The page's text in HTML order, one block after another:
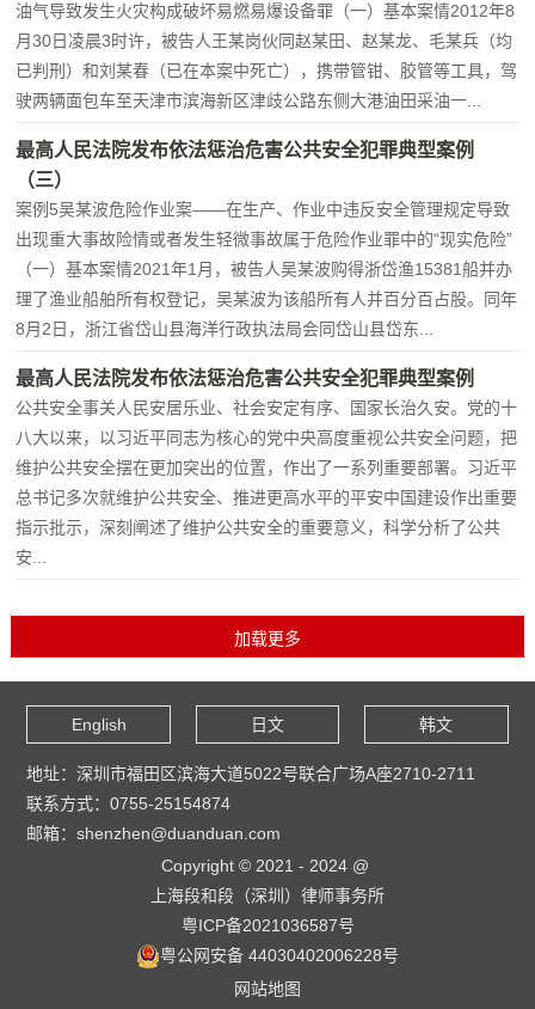
油气导致发生火灾构成破坏易燃易爆设备罪（一）基本案情2012年8
月30日凌晨3时许，被告人王某岗伙同赵某田、赵某龙、毛某兵（均
已判刑）和刘某春（已在本案中死亡），携带管钳、胶管等工具，驾
驶两辆面包车至天津市滨海新区津歧公路东侧大港油田采油一...
最高人民法院发布依法惩治危害公共安全犯罪典型案例
（三）
案例5吴某波危险作业案——在生产、作业中违反安全管理规定导致
出现重大事故险情或者发生轻微事故属于危险作业罪中的“现实危险”
（一）基本案情2021年1月，被告人吴某波购得浙岱渔15381船并办
理了渔业船舶所有权登记，吴某波为该船所有人并百分百占股。同年
8月2日，浙江省岱山县海洋行政执法局会同岱山县岱东...
最高人民法院发布依法惩治危害公共安全犯罪典型案例
公共安全事关人民安居乐业、社会安定有序、国家长治久安。党的十
八大以来，以习近平同志为核心的党中央高度重视公共安全问题，把
维护公共安全摆在更加突出的位置，作出了一系列重要部署。习近平
总书记多次就维护公共安全、推进更高水平的平安中国建设作出重要
指示批示，深刻阐述了维护公共安全的重要意义，科学分析了公共
安...
English 日文 韩文
地址：深圳市福田区滨海大道5022号联合广场A座2710-2711
联系方式：0755-25154874
邮箱：shenzhen@duanduan.com
Copyright © 2021 - 2024 @
上海段和段（深圳）律师事务所
粤ICP备2021036587号
粤公网安备 44030402006228号
网站地图